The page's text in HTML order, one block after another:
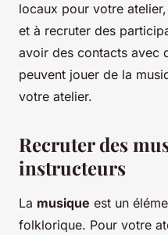
locaux pour votre
et à recruter des
avoir des contacts avec
peuvent jouer de la
votre atelier.
Recruter des
instructeurs
La musique est un
folklorique. Pour votre